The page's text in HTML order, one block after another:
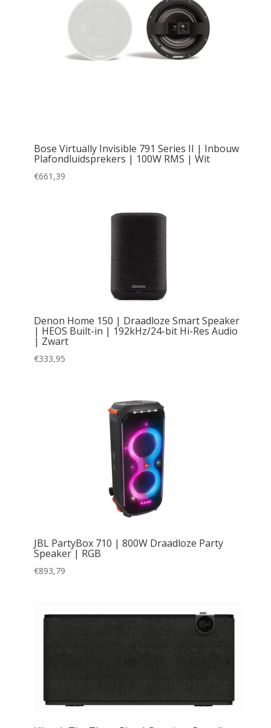
Bose Virtually Invisible 791 Series II | Inbouw
Plafondluidsprekers | 100W RMS | Wit
€661,39
Denon Home 150 | Draadloze Smart Speaker
| HEOS Built-in | 192kHz/24-bit Hi-Res Audio
| Zwart
€333,95
JBL PartyBox 710 | 800W Draadloze Party
Speaker | RGB
€893,79